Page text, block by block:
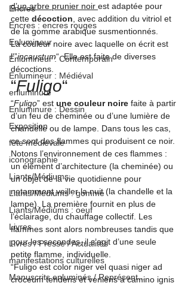
Encres
Encres : encres rouges
Enlumineur
Enlumineur : Contemporain
Enlumineur : Médiéval
enluminure
Enluminure : Dessin
Exposition
fête médiévale
iconographie
Liants/Médiums
Liants/Médiums : gomme
Liants/Médiums : oeuf
Livres
Livres / Presse / Actualités
manifestations culturelles
Manuscrits enluminés / Représent...
d’un arbre prunier noir est adaptée pour
cette décoction , avec addition du vitriol et
de la gomme arabique susmentionnés.
La couleur noire avec laquelle on écrit est
l'”incaustum“. Elle est faite de diverses
décoctions.
“Fuligo“
“Fuligo” est une couleur noire faite à partir
d’un feu de cheminée ou d’une lumière de
chandelle ou de lampe. Dans tous les cas,
ce sont des flammes qui produisent ce noir.
Notons l’environnement de ces flammes :
un élément d’architecture (la cheminée) ou
un objet de la vie quotidienne pour
notamment veiller la nuit (la chandelle et la
lampe). La première fournit en plus de
l’éclairage, du chauffage collectif. Les
flammes sont alors nombreuses tandis que
pour les secondes, il s’agit d’une seule
petite flamme, individuelle.
“Fuligo est color niger vel quasi niger ad
croceum tendens et veniens a camino ignis